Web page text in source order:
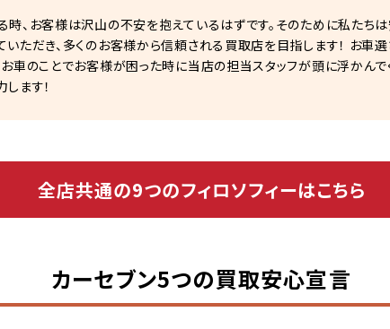
時、お客様は沢山の不安を抱えているはずです。そのために私たち
いただき、多くのお客様から信頼される買取店を目指します！ お車
お車のことでお客様が困った時に当店の担当スタッフが頭に浮かん
ます！
全店共通の9つのフィロソフィーはこちら
カーセブン5つの買取安心宣言